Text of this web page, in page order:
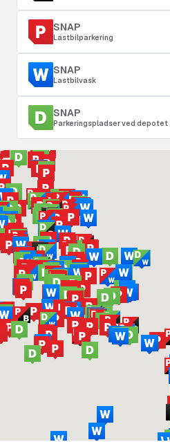
SNAP
Lastbilparkering
SNAP
Lastbilvask
SNAP
Parkeringspladser ved depotet